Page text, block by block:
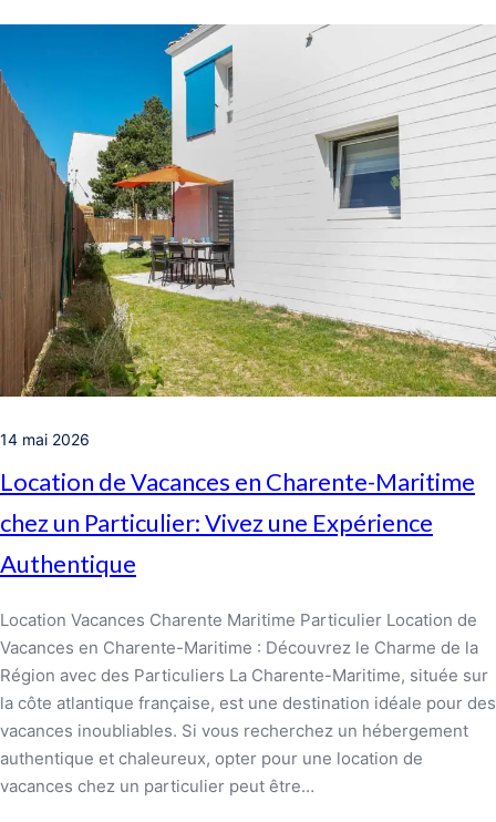
14 mai 2026
Location de Vacances en Charente-Maritime
chez un Particulier: Vivez une Expérience
Authentique
Location Vacances Charente Maritime Particulier Location de
Vacances en Charente-Maritime : Découvrez le Charme de la
Région avec des Particuliers La Charente-Maritime, située sur
la côte atlantique française, est une destination idéale pour des
vacances inoubliables. Si vous recherchez un hébergement
authentique et chaleureux, opter pour une location de
vacances chez un particulier peut être…